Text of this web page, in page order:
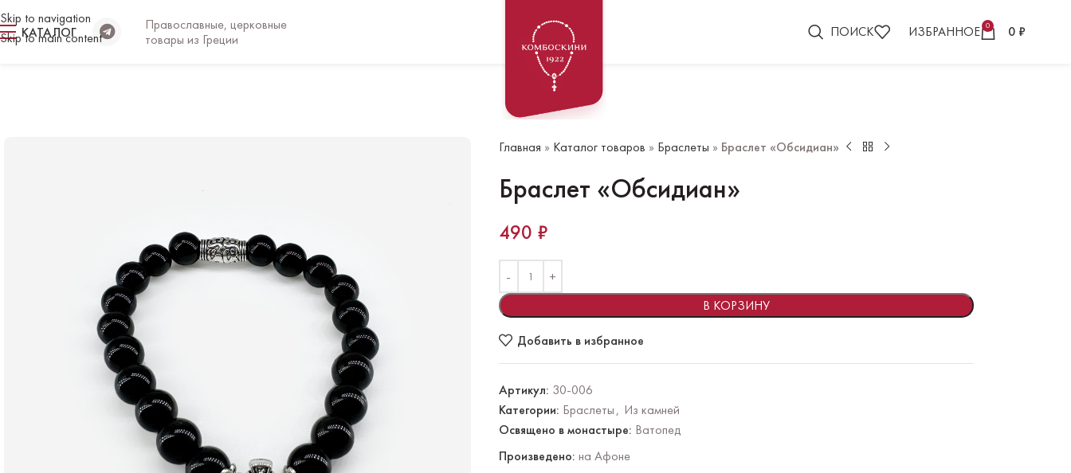
Skip to navigation
Skip to main content
КАТАЛОГ
Православные, церковные
товары из Греции
ПОИСК ИЗБРАННОЕ 0 0 ₽
Главная » Каталог товаров » Браслеты » Браслет «Обсидиан»
Браслет «Обсидиан»
490 ₽
В КОРЗИНУ
Добавить в избранное
Артикул: 30-006
Категории: Браслеты, Из камней
Освящено в монастыре: Ватопед
Произведено: на Афоне